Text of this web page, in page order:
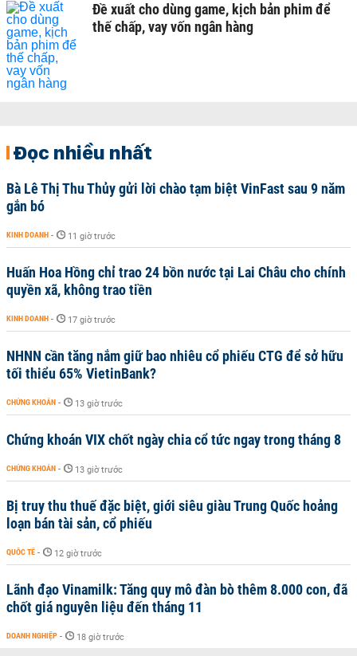
Đề xuất cho dùng game, kịch bản phim để
thế chấp, vay vốn ngân hàng
Đọc nhiều nhất
Bà Lê Thị Thu Thủy gửi lời chào tạm biệt VinFast sau 9 năm
gắn bó
KINH DOANH - 11 giờ trước
Huấn Hoa Hồng chỉ trao 24 bồn nước tại Lai Châu cho chính
quyền xã, không trao tiền
KINH DOANH - 17 giờ trước
NHNN cần tăng nắm giữ bao nhiêu cổ phiếu CTG để sở hữu
tối thiểu 65% VietinBank?
CHỨNG KHOÁN - 13 giờ trước
Chứng khoán VIX chốt ngày chia cổ tức ngay trong tháng 8
CHỨNG KHOÁN - 13 giờ trước
Bị truy thu thuế đặc biệt, giới siêu giàu Trung Quốc hoảng
loạn bán tài sản, cổ phiếu
QUỐC TẾ - 12 giờ trước
Lãnh đạo Vinamilk: Tăng quy mô đàn bò thêm 8.000 con, đã
chốt giá nguyên liệu đến tháng 11
DOANH NGHIỆP - 18 giờ trước